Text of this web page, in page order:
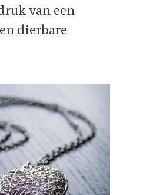
van een
dierbare